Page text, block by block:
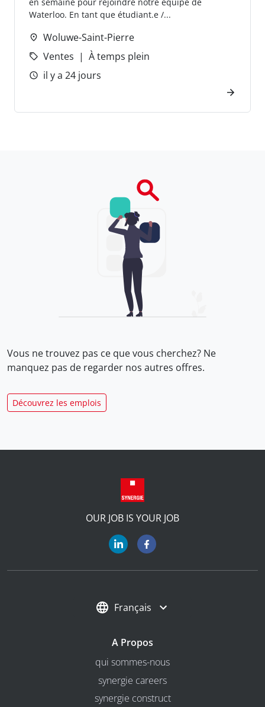
Waterloo. En tant que étudiant.e /...
Woluwe-Saint-Pierre
Ventes
À temps plein
il y a 24 jours
Vous ne trouvez pas ce que vous cherchez? Ne
manquez pas de regarder nos autres offres.
Découvrez les emplois
OUR JOB IS YOUR JOB
Français
A Propos
qui sommes-nous
synergie careers
synergie construct